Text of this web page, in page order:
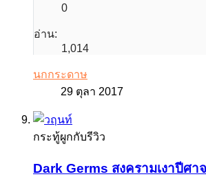
0
อ่าน:
1,014
นกกระดาษ
29 ตุลา 2017
กระทู้ผูกกับรีวิว
Dark Germs สงครามเงาปีศาจ